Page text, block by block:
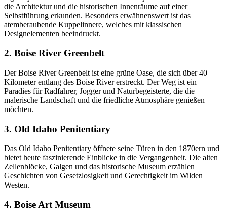
die Architektur und die historischen Innenräume auf einer
Selbstführung erkunden. Besonders erwähnenswert ist das
atemberaubende Kuppelinnere, welches mit klassischen
Designelementen beeindruckt.
2. Boise River Greenbelt
Der Boise River Greenbelt ist eine grüne Oase, die sich über 40
Kilometer entlang des Boise River erstreckt. Der Weg ist ein
Paradies für Radfahrer, Jogger und Naturbegeisterte, die die
malerische Landschaft und die friedliche Atmosphäre genießen
möchten.
3. Old Idaho Penitentiary
Das Old Idaho Penitentiary öffnete seine Türen in den 1870ern und
bietet heute faszinierende Einblicke in die Vergangenheit. Die alten
Zellenblöcke, Galgen und das historische Museum erzählen
Geschichten von Gesetzlosigkeit und Gerechtigkeit im Wilden
Westen.
4. Boise Art Museum